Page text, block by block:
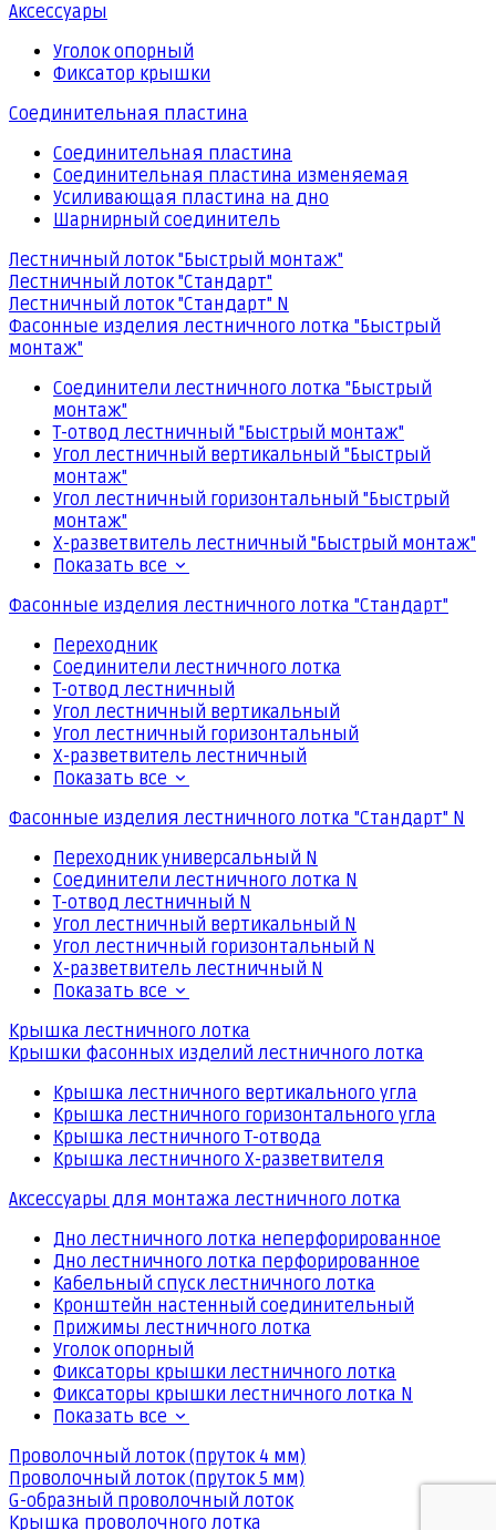
Аксессуары
Уголок опорный
Фиксатор крышки
Соединительная пластина
Соединительная пластина
Соединительная пластина изменяемая
Усиливающая пластина на дно
Шарнирный соединитель
Лестничный лоток "Быстрый монтаж"
Лестничный лоток "Стандарт"
Лестничный лоток "Стандарт" N
Фасонные изделия лестничного лотка "Быстрый
монтаж"
Соединители лестничного лотка "Быстрый
монтаж"
Т-отвод лестничный "Быстрый монтаж"
Угол лестничный вертикальный "Быстрый
монтаж"
Угол лестничный горизонтальный "Быстрый
монтаж"
Х-разветвитель лестничный "Быстрый монтаж"
Показать все
Фасонные изделия лестничного лотка "Стандарт"
Переходник
Соединители лестничного лотка
Т-отвод лестничный
Угол лестничный вертикальный
Угол лестничный горизонтальный
Х-разветвитель лестничный
Показать все
Фасонные изделия лестничного лотка "Стандарт" N
Переходник универсальный N
Соединители лестничного лотка N
Т-отвод лестничный N
Угол лестничный вертикальный N
Угол лестничный горизонтальный N
Х-разветвитель лестничный N
Показать все
Крышка лестничного лотка
Крышки фасонных изделий лестничного лотка
Крышка лестничного вертикального угла
Крышка лестничного горизонтального угла
Крышка лестничного Т-отвода
Крышка лестничного Х-разветвителя
Аксессуары для монтажа лестничного лотка
Дно лестничного лотка неперфорированное
Дно лестничного лотка перфорированное
Кабельный спуск лестничного лотка
Кронштейн настенный соединительный
Прижимы лестничного лотка
Уголок опорный
Фиксаторы крышки лестничного лотка
Фиксаторы крышки лестничного лотка N
Показать все
Проволочный лоток (пруток 4 мм)
Проволочный лоток (пруток 5 мм)
G-образный проволочный лоток
Крышка проволочного лотка